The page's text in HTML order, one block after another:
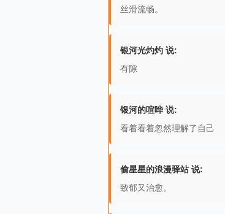
丝滑流畅。
银河光灼灼 说:
有隙
银河的喧哗 说:
看着看着忽然理解了自己
偷星星的浪漫驿站 说:
致郁又治愈。